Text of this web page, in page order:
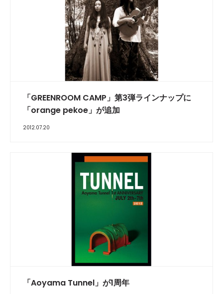
「GREENROOM CAMP」第3弾ラインナップに
「orange pekoe」が追加
2012.07.20
「Aoyama Tunnel」が1周年